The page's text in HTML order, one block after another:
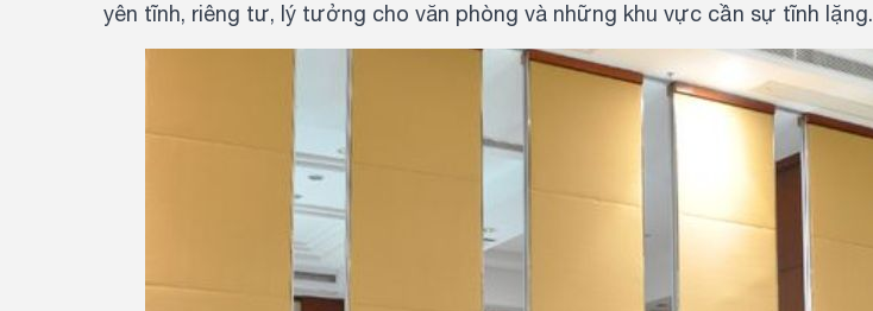
yên tĩnh, riêng tư, lý tưởng cho văn phòng và những khu vực cần sự tĩnh lặng.